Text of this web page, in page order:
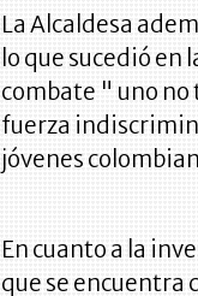
La Alcaldesa
lo que sucedió
combate " uno
fuerza
jóvenes
En cuanto a la
que se encuentra